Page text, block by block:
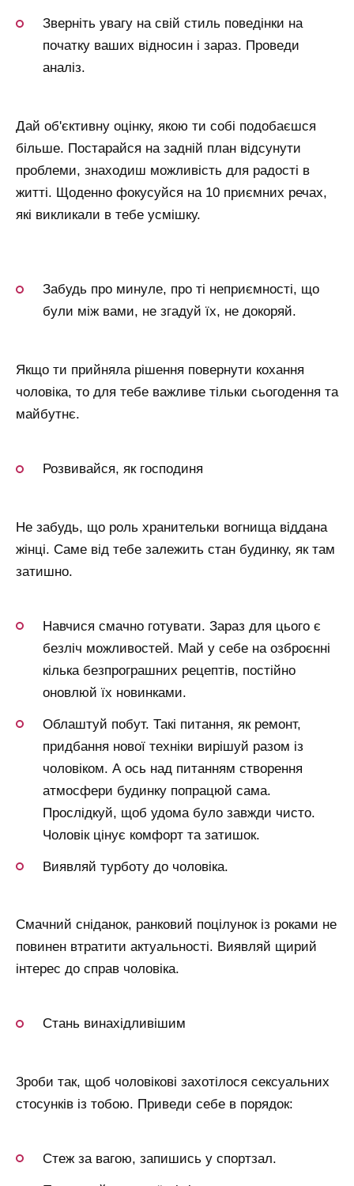
Зверніть увагу на свій стиль поведінки на
початку ваших відносин і зараз. Проведи
аналіз.
Дай об'єктивну оцінку, якою ти собі подобаєшся
більше. Постарайся на задній план відсунути
проблеми, знаходиш можливість для радості в
житті. Щоденно фокусуйся на 10 приємних речах,
які викликали в тебе усмішку.
Забудь про минуле, про ті неприємності, що
були між вами, не згадуй їх, не докоряй.
Якщо ти прийняла рішення повернути кохання
чоловіка, то для тебе важливе тільки сьогодення та
майбутнє.
Розвивайся, як господиня
Не забудь, що роль хранительки вогнища віддана
жінці. Саме від тебе залежить стан будинку, як там
затишно.
Навчися смачно готувати. Зараз для цього є
безліч можливостей. Май у себе на озброєнні
кілька безпрограшних рецептів, постійно
оновлюй їх новинками.
Облаштуй побут. Такі питання, як ремонт,
придбання нової техніки вирішуй разом із
чоловіком. А ось над питанням створення
атмосфери будинку попрацюй сама.
Прослідкуй, щоб удома було завжди чисто.
Чоловік цінує комфорт та затишок.
Виявляй турботу до чоловіка.
Смачний сніданок, ранковий поцілунок із роками не
повинен втратити актуальності. Виявляй щирий
інтерес до справ чоловіка.
Стань винахідливішим
Зроби так, щоб чоловікові захотілося сексуальних
стосунків із тобою. Приведи себе в порядок:
Стеж за вагою, запишись у спортзал.